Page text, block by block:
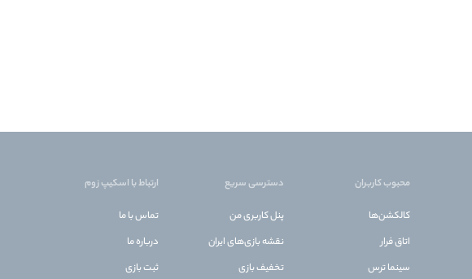
محبوب کاربران
کالکشن‌ها
اتاق فرار
سینما ترس
دسترسی سریع
پنل کاربری من
نقشه بازی‌های ایران
تخفیف بازی
ارتباط با اسکیپ زوم
تماس با ما
درباره ما
ثبت بازی